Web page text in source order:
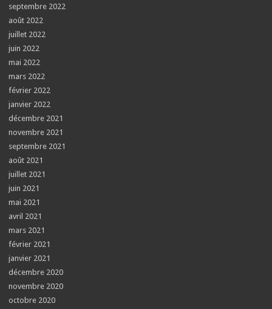
septembre 2022
août 2022
juillet 2022
juin 2022
mai 2022
mars 2022
février 2022
janvier 2022
décembre 2021
novembre 2021
septembre 2021
août 2021
juillet 2021
juin 2021
mai 2021
avril 2021
mars 2021
février 2021
janvier 2021
décembre 2020
novembre 2020
octobre 2020